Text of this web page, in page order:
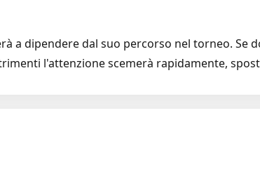
a dipendere dal suo percorso nel torneo. Se
l'attenzione scemerà rapidamente,